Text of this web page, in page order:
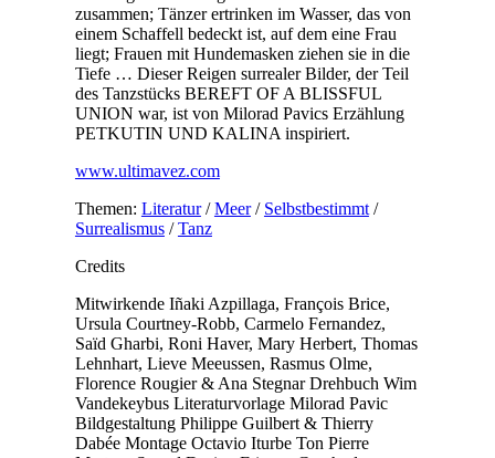
zusammen; Tänzer ertrinken im Wasser, das von
einem Schaffell bedeckt ist, auf dem eine Frau
liegt; Frauen mit Hundemasken ziehen sie in die
Tiefe … Dieser Reigen surrealer Bilder, der Teil
des Tanzstücks BEREFT OF A BLISSFUL
UNION war, ist von Milorad Pavics Erzählung
PETKUTIN UND KALINA inspiriert.
www.ultimavez.com
Themen: Literatur/Meer/ Selbstbestimmt/
Surrealismus/Tanz
Credits
Mitwirkende Iñaki Azpillaga, François Brice,
Ursula Courtney-Robb, Carmelo Fernandez,
Saïd Gharbi, Roni Haver, Mary Herbert, Thomas
Lehnhart, Lieve Meeussen, Rasmus Olme,
Florence Rougier & Ana Stegnar Drehbuch Wim
Vandekeybus Literaturvorlage Milorad Pavic
Bildgestaltung Philippe Guilbert & Thierry
Dabée Montage Octavio Iturbe Ton Pierre